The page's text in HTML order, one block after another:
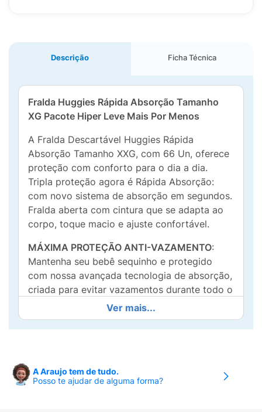
Descrição Ficha Técnica
Fralda Huggies Rápida Absorção Tamanho
XG Pacote Hiper Leve Mais Por Menos
A Fralda Descartável Huggies Rápida
Absorção Tamanho XXG, com 66 Un, oferece
proteção com conforto para o dia a dia.
Tripla proteção agora é Rápida Absorção:
com novo sistema de absorção em segundos.
Fralda aberta com cintura que se adapta ao
corpo, toque macio e ajuste confortável.
MÁXIMA PROTEÇÃO ANTI-VAZAMENTO:
Mantenha seu bebê sequinho e protegido
com nossa avançada tecnologia de absorção,
criada para evitar vazamentos durante todo o
PROTEÇÃO ESPECIAL DE ATÉ 12 HORAS:
são hipoalergênicas, sem parabenos e
fragrâncias, garantindo mais segurança;
Ver mais...
A Araujo tem de tudo.
Posso te ajudar de alguma forma?